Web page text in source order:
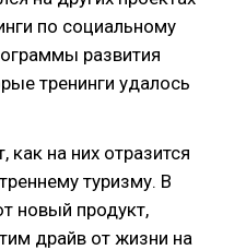
по социальному
развития
тренинги удалось
на них отразится
туризму. В
новый продукт,
драйв от жизни на